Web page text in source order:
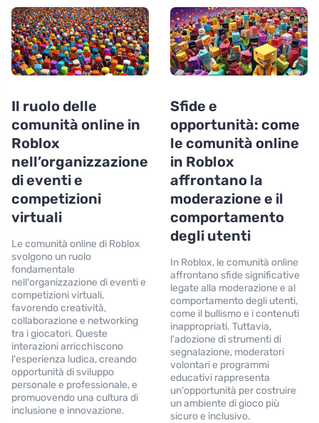
Il ruolo delle
comunità online in
Roblox
nell’organizzazione
di eventi e
competizioni
virtuali
Le comunità online di Roblox
svolgono un ruolo
fondamentale
nell'organizzazione di eventi e
competizioni virtuali,
favorendo creatività,
collaborazione e networking
tra i giocatori. Queste
interazioni arricchiscono
l'esperienza ludica, creando
opportunità di sviluppo
personale e professionale, e
promuovendo una cultura di
inclusione e innovazione.
Sfide e
opportunità: come
le comunità online
in Roblox
affrontano la
moderazione e il
comportamento
degli utenti
In Roblox, le comunità online
affrontano sfide significative
legate alla moderazione e al
comportamento degli utenti,
come il bullismo e i contenuti
inappropriati. Tuttavia,
l'adozione di strumenti di
segnalazione, moderatori
volontari e programmi
educativi rappresenta
un'opportunità per costruire
un ambiente di gioco più
sicuro e inclusivo.